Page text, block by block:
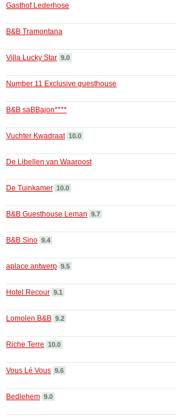
Gasthof Lederhose
B&B Tramontana
Villa Lucky Star 9.0
Number 11 Exclusive guesthouse
B&B saBBajon****
Vuchter Kwadraat 10.0
De Libellen van Waaroost
De Tuinkamer 10.0
B&B Guesthouse Leman 9.7
B&B Sino 9.4
aplace antwerp 9.5
Hotel Recour 9.1
Lomolen B&B 9.2
Riche Terre 10.0
Vous Lé Vous 9.6
Bedlehem 9.0